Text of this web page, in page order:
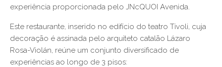
experiência proporcionada pelo JNcQUOI Avenida.
Este restaurante, inserido no edifício do teatro Tivoli, cuja
decoração é assinada pelo arquiteto catalão Lázaro
Rosa-Violán, reúne um conjunto diversificado de
experiências ao longo de 3 pisos: